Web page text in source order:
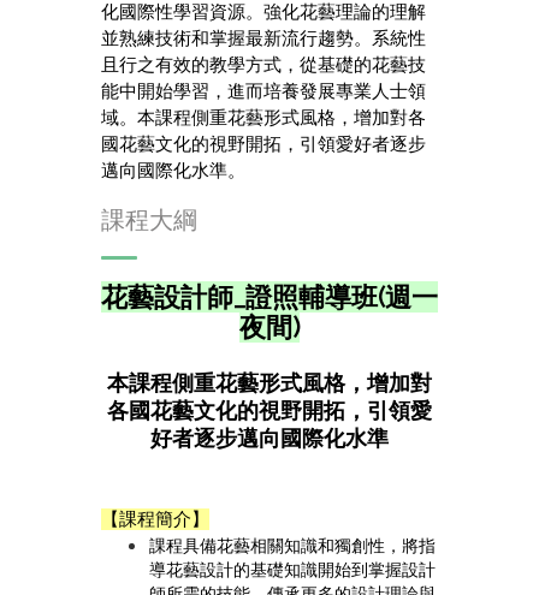
化國際性學習資源。強化花藝理論的理解
並熟練技術和掌握最新流行趨勢。系統性
且行之有效的教學方式，從基礎的花藝技
能中開始學習，進而培養發展專業人士領
域。本課程側重花藝形式風格，增加對各
國花藝文化的視野開拓，引領愛好者逐步
邁向國際化水準。
課程大綱
花藝設計師_證照輔導班(週一
夜間)
本課程側重花藝形式風格，增加對
各國花藝文化的視野開拓，引領愛
好者逐步邁向國際化水準
【課程簡介】
課程具備花藝相關知識和獨創性，將指
導花藝設計的基礎知識開始到掌握設計